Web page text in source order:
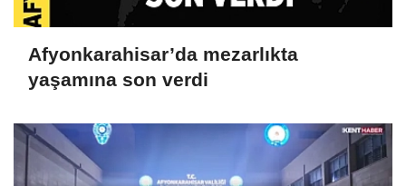
Afyonkarahisar’da mezarlıkta
yaşamına son verdi